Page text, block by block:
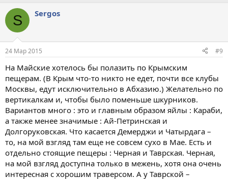
S Sergos
24 Мар 2015 #9
На Майские хотелось бы полазить по Крымским
пещерам. (В Крым что-то никто не едет, почти все клубы
Москвы, едут исключительно в Абхазию.) Желательно по
вертикалкам и, чтобы было поменьше шкурников.
Вариантов много : это и главным образом яйлы : Караби,
а также менее значимые : Ай-Петринская и
Долгоруковская. Что касается Демерджи и Чатырдага –
то, на мой взгляд там еще не совсем сухо в Мае. Есть и
отдельно стоящие пещеры : Черная и Таврская. Черная,
на мой взгляд доступна только в межень, хотя она очень
интересная с хорошим траверсом. А у Таврской –